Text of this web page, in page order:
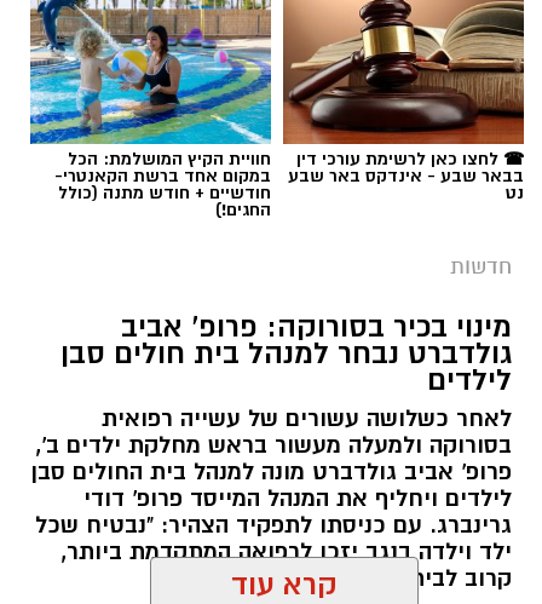
☎ לחצו כאן לרשימת עורכי דין
בבאר שבע - אינדקס באר שבע
נט
חוויית הקיץ המושלמת: הכל
במקום אחד ברשת הקאנטרי-
חודשיים + חודש מתנה (כולל
החגים!)
חדשות
מינוי בכיר בסורוקה: פרופ' אביב
גולדברט נבחר למנהל בית חולים סבן
לילדים
לאחר כשלושה עשורים של עשייה רפואית
בסורוקה ולמעלה מעשור בראש מחלקת ילדים ב',
פרופ' אביב גולדברט מונה למנהל בית החולים סבן
לילדים ויחליף את המנהל המייסד פרופ' דודי
גרינברג. עם כניסתו לתפקיד הצהיר: "נבטיח שכל
ילד וילדה בנגב יזכו לרפואה המתקדמת ביותר,
קרוב לבית".
קרא עוד